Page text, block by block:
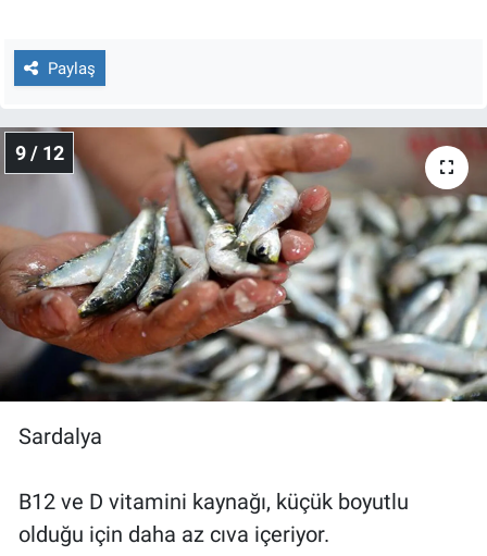
Paylaş
9 / 12
Sardalya
B12 ve D vitamini kaynağı, küçük boyutlu
olduğu için daha az cıva içeriyor.